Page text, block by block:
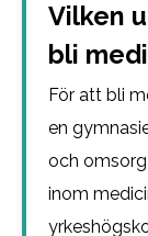
Vilken
bli
För att bli
en
och
inom